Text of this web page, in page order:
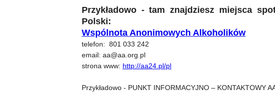
Przykładowo - tam znajdziesz miejsca
Polski:
Wspólnota Anonimowych Alkoholików
telefon: 801 033 242
email: aa@aa.org.pl
strona www: http://aa24.pl/pl
Przykładowo - PUNKT INFORMACYJNO – KONTAKTOWY